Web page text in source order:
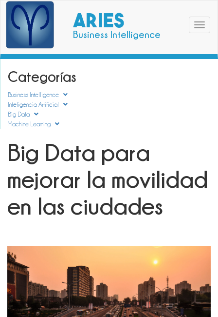
ARIES
Business Intelligence
Toggle
Categorías
Business Intelligence
Inteligencia Artificial
Big Data
Machine Learning
Big Data para
mejorar la movilidad
en las ciudades